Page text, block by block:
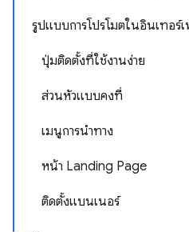
รูปแบบการโปรโมตในอินเทอร์
ปุ่มติดตั้งที่ใช้งานง่าย
ส่วนหัวแบบคงที่
เมนูการนำทาง
หน้า Landing Page
ติดตั้งแบนเนอร์